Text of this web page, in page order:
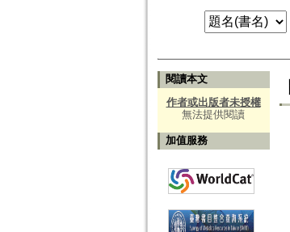
閱讀本文
作者或出版者未授權
無法提供閱讀
加值服務